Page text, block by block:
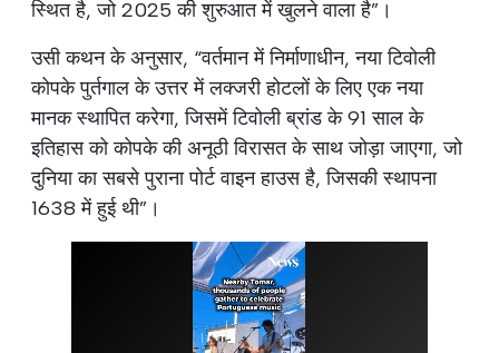
स्थित है, जो 2025 की शुरुआत में खुलने वाला है”।
उसी कथन के अनुसार, “वर्तमान में निर्माणाधीन, नया टिवोली
कोपके पुर्तगाल के उत्तर में लक्जरी होटलों के लिए एक नया
मानक स्थापित करेगा, जिसमें टिवोली ब्रांड के 91 साल के
इतिहास को कोपके की अनूठी विरासत के साथ जोड़ा जाएगा, जो
दुनिया का सबसे पुराना पोर्ट वाइन हाउस है, जिसकी स्थापना
1638 में हुई थी”।